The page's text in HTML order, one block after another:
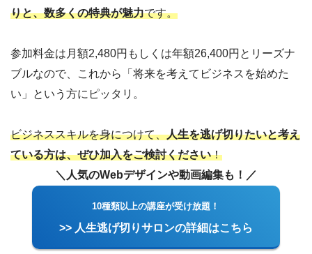
りと、数多くの特典が魅力です。
参加料金は月額2,480円もしくは年額26,400円とリーズナ
ブルなので、これから「将来を考えてビジネスを始めた
い」という方にピッタリ。
ビジネススキルを身につけて、人生を逃げ切りたいと考え
ている方は、ぜひ加入をご検討ください！
＼人気のWebデザインや動画編集も！／
10種類以上の講座が受け放題！
>> 人生逃げ切りサロンの詳細はこちら